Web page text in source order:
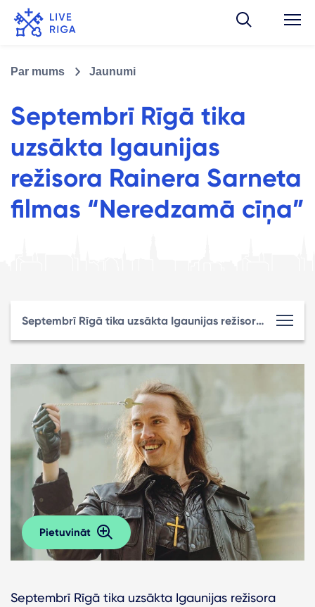
Par mums Jaunumi
Septembrī Rīgā tika
uzsākta Igaunijas
režisora Rainera Sarneta
filmas “Neredzamā cīņa”
Septembrī Rīgā tika uzsākta Igaunijas režisora Rainera Sarneta filmas “Neredzamā cīņa”
Pietuvināt
Septembrī Rīgā tika uzsākta Igaunijas režisora